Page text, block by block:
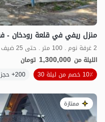
منزل ريفي في قلعة رودخان -
2 غرفة نوم . 100 متر . حتى 25 ضيف
الليلة من 1,300,000 تومان
10٪ خصم من ليلة 30
200+ حجز ناجح
ممتازة